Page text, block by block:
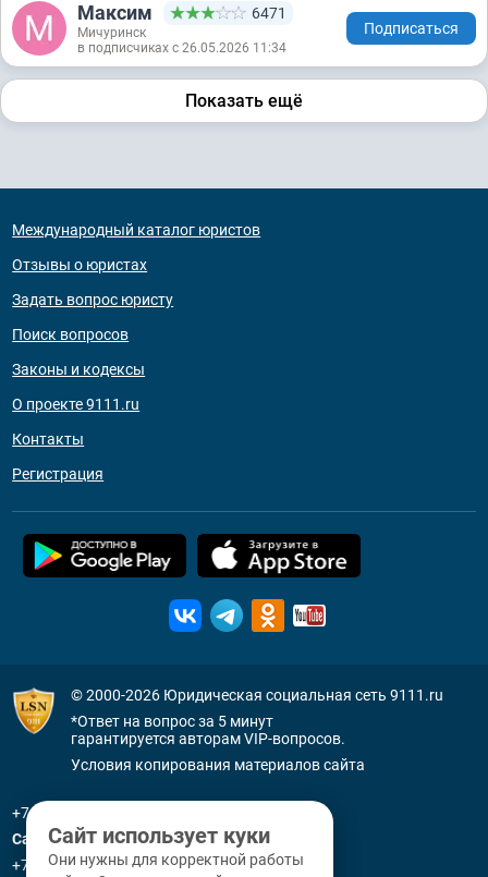
Максим 6471
Мичуринск
в подписчиках с 26.05.2026 11:34
Подписаться
Показать ещё
Международный каталог юристов
Отзывы о юристах
Задать вопрос юристу
Поиск вопросов
Законы и кодексы
О проекте 9111.ru
Контакты
Регистрация
© 2000-2026 Юридическая социальная сеть 9111.ru
*Ответ на вопрос за 5 минут
гарантируется авторам VIP-вопросов.
Условия копирования материалов сайта
+7 (800) 505-91-11
Санкт-Петербург
+7 (812) 336-92-64
Сайт использует куки
Они нужны для корректной работы